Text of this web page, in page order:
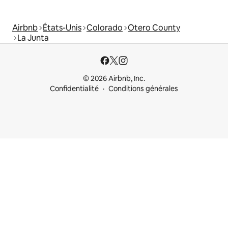
Airbnb États-Unis Colorado Otero County
La Junta
© 2026 Airbnb, Inc.
Confidentialité
Conditions générales